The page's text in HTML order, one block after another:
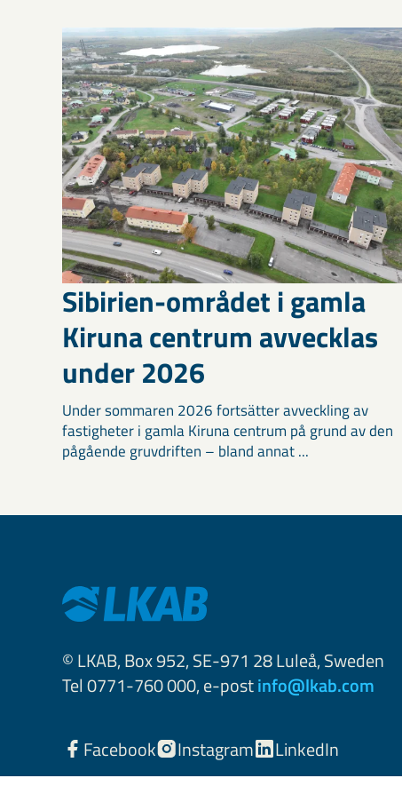
Sibirien-området i gamla
Kiruna centrum avvecklas
under 2026
Under sommaren 2026 fortsätter avveckling av
fastigheter i gamla Kiruna centrum på grund av den
pågående gruvdriften – bland annat ...
© LKAB, Box 952, SE-971 28 Luleå, Sweden
Tel 0771-760 000, e-postinfo@lkab.com
Facebook Instagram LinkedIn